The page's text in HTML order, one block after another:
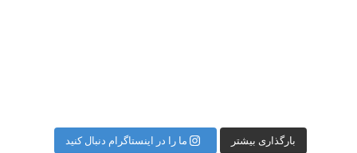
بارگذاری بیشتر ما را در اینستاگرام دنبال کنید